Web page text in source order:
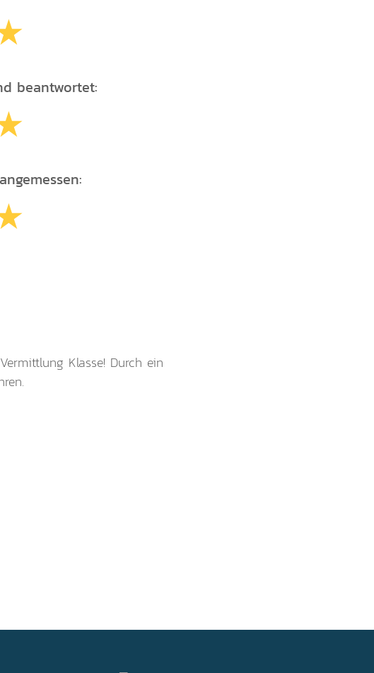
beantwortet:
Klasse! Durch ein